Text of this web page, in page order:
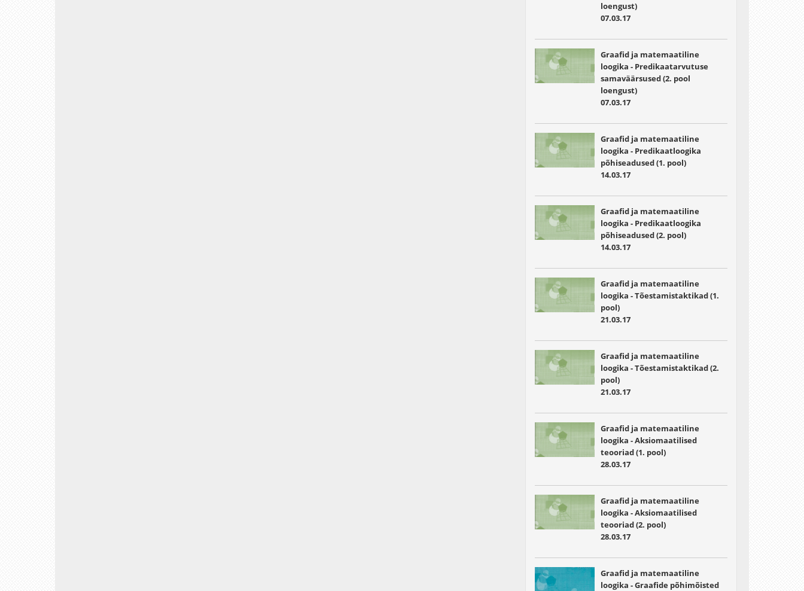
loengust)
07.03.17
Graafid ja matemaatiline
loogika - Predikaatarvutuse
samaväärsused (2. pool
loengust)
07.03.17
Graafid ja matemaatiline
loogika - Predikaatloogika
põhiseadused (1. pool)
14.03.17
Graafid ja matemaatiline
loogika - Predikaatloogika
põhiseadused (2. pool)
14.03.17
Graafid ja matemaatiline
loogika - Tõestamistaktikad (1.
pool)
21.03.17
Graafid ja matemaatiline
loogika - Tõestamistaktikad (2.
pool)
21.03.17
Graafid ja matemaatiline
loogika - Aksiomaatilised
teooriad (1. pool)
28.03.17
Graafid ja matemaatiline
loogika - Aksiomaatilised
teooriad (2. pool)
28.03.17
Graafid ja matemaatiline
loogika - Graafide põhimõisted